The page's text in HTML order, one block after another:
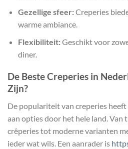
Gezellige sfeer:Creperies
warme ambiance.
Flexibiliteit:Geschikt voor
diner.
De Beste Creperies in
Zijn?
De populariteit van creperies
aan opties door het hele land. Van
crêperies tot moderne varianten
ieder wat wils. Een aanrader is